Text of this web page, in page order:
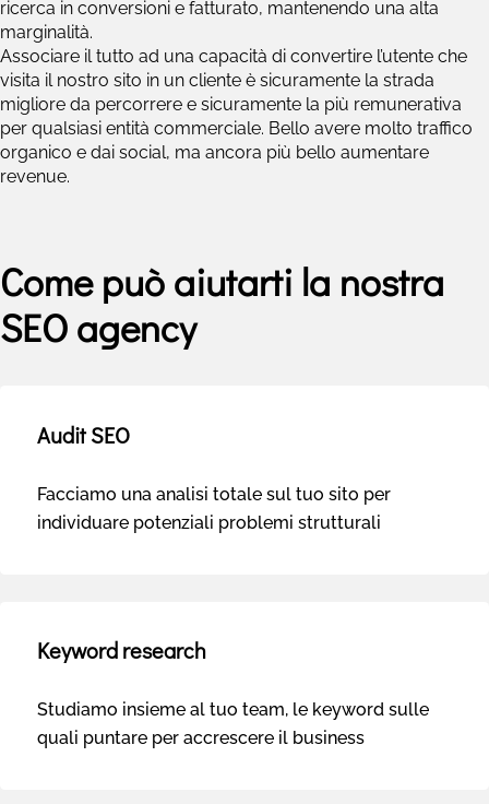
ricerca in conversioni e fatturato, mantenendo una alta
marginalità.
Associare il tutto ad una capacità di convertire l’utente che
visita il nostro sito in un cliente è sicuramente la strada
migliore da percorrere e sicuramente la più remunerativa
per qualsiasi entità commerciale. Bello avere molto traffico
organico e dai social, ma ancora più bello aumentare
revenue.
Come può aiutarti la nostra
SEO agency
Audit SEO
Facciamo una analisi totale sul tuo sito per
individuare potenziali problemi strutturali
Keyword research
Studiamo insieme al tuo team, le keyword sulle
quali puntare per accrescere il business